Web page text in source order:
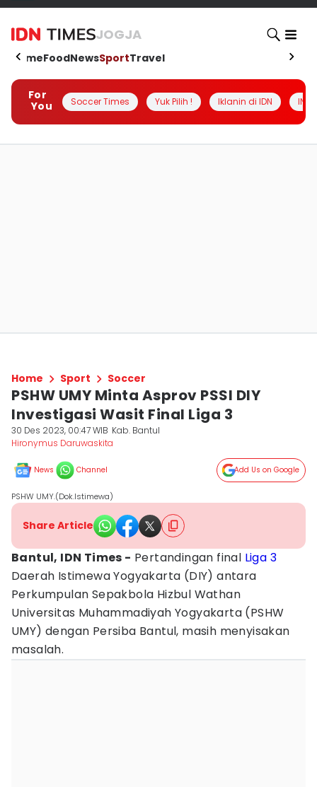
JOGJA
HomeFoodNewsSportTravel
For
You
Soccer Times Yuk Pilih ! Iklanin di IDN
Home Sport Soccer
PSHW UMY Minta Asprov PSSI DIY
Investigasi Wasit Final Liga 3
30 Des 2023, 00:47 WIB Kab. Bantul
Hironymus Daruwaskita
News Channel Add Us on Google
PSHW UMY.(Dok.Istimewa)
Share Article
Bantul, IDN Times - Pertandingan final Liga 3
Daerah Istimewa Yogyakarta (DIY) antara
Perkumpulan Sepakbola Hizbul Wathan
Universitas Muhammadiyah Yogyakarta (PSHW
UMY) dengan Persiba Bantul, masih menyisakan
masalah.